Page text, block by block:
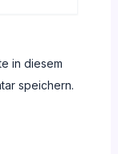
in diesem
speichern.